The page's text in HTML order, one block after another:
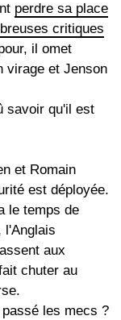
perdre sa place
critiques
il omet
virage et Jenson
savoir qu'il est
et Romain
est déployée.
le temps de
l'Anglais
aux
chuter au
les mecs ?